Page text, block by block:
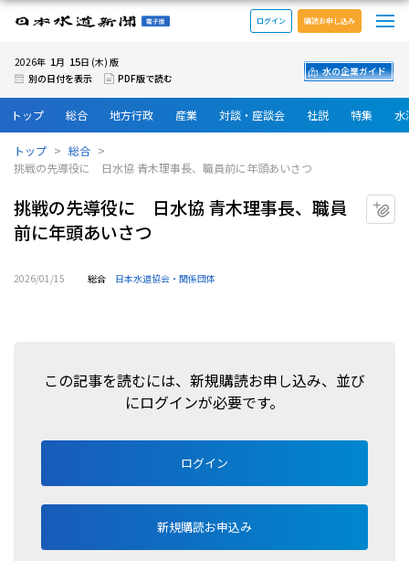
日本水道新聞 電子版
ログイン 購読お申し込み
2026年 1月 15日 (木) 版
別の日付を表示
PDF版で読む
水の企業ガイド
トップ 総合 地方行政 産業 対談・座談会 社説 特集 水
トップ
総合
挑戦の先導役に 日水協 青木理事長、職員前に年頭あいさつ
挑戦の先導役に 日水協 青木理事長、職員
前に年頭あいさつ
2026/01/15 総合 日本水道協会・関係団体
この記事を読むには、新規購読お申し込み、並び
にログインが必要です。
ログイン
新規購読お申込み